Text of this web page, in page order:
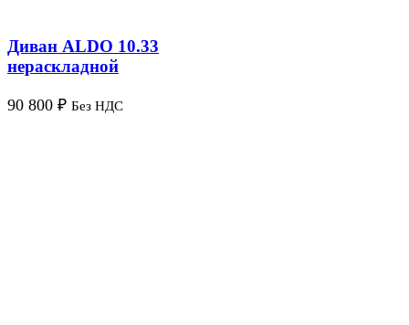
Диван ALDO 10.33
нераскладной
90 800 ₽ Без НДС